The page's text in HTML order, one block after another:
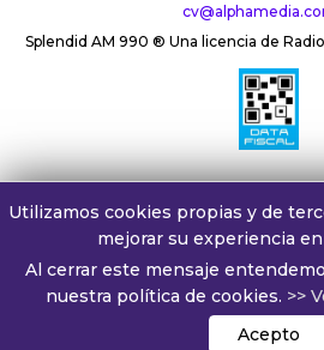
Splendid AM 990 ® Una licencia de
Utilizamos cookies propias y de
mejorar su experiencia
Al cerrar este mensaje
nuestra política de cookies. >>
Acepto